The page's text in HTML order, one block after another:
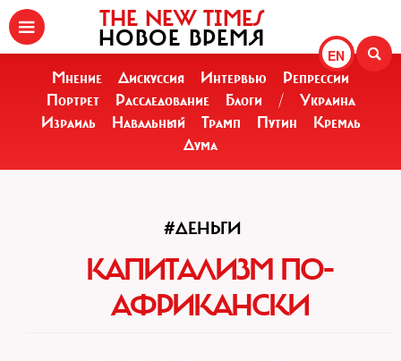
EN
THE NEW TIMES
НОВОЕ ВРЕМЯ
Мнение Дискуссия Интервью
Репрессии
Портрет
Расследование Блоги /
Украина
Израиль
Навальный Трамп Путин
Кремль
Дума
#ДЕНЬГИ
КАПИТАЛИЗМ ПО-
АФРИКАНСКИ